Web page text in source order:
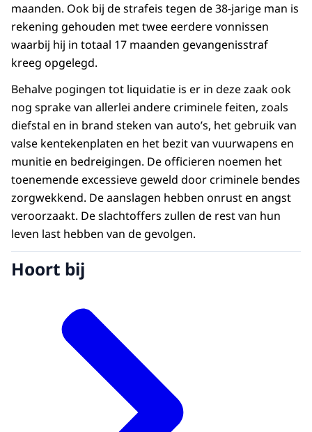
maanden. Ook bij de strafeis tegen de 38-jarige man is
rekening gehouden met twee eerdere vonnissen
waarbij hij in totaal 17 maanden gevangenisstraf
kreeg opgelegd.
Behalve pogingen tot liquidatie is er in deze zaak ook
nog sprake van allerlei andere criminele feiten, zoals
diefstal en in brand steken van auto’s, het gebruik van
valse kentekenplaten en het bezit van vuurwapens en
munitie en bedreigingen. De officieren noemen het
toenemende excessieve geweld door criminele bendes
zorgwekkend. De aanslagen hebben onrust en angst
veroorzaakt. De slachtoffers zullen de rest van hun
leven last hebben van de gevolgen.
Hoort bij